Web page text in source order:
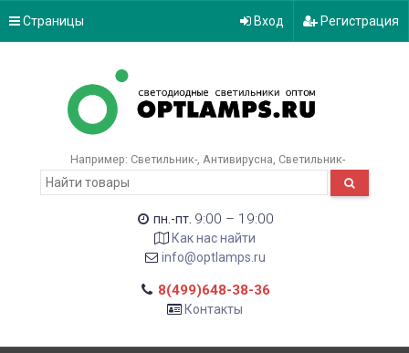
Страницы Вход Регистрация
Например: Светильник- Антивирусна Светильник-
пн.-пт. 9:00 – 19:00
Как нас найти
info@optlamps.ru
8(499)648-38-36
Контакты